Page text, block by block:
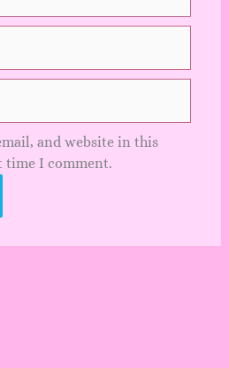
and website in this
time I comment.